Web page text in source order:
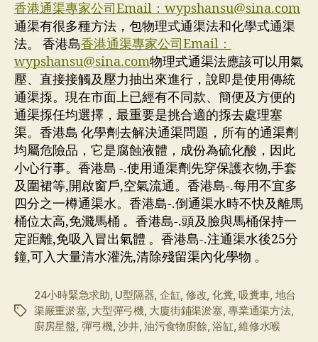
香港通渠專家公司Email： wypshansu@sina.com
通渠有很多種方法，包物理式通渠法和化學式通渠
法。 香港島香港通渠專家公司Email：
wypshansu@sina.com物理式通渠法應該可以用氣
壓、直接接觸及壓力抽出來進行，說即是使用傳統
通渠揼。現在市面上已經有不同款、簡便及方便的
通渠揼任均選擇，最重要是挑合適的揼去處理塞
渠。香港島 化學劑去解決通渠問題，所有的通渠劑
均屬危險品，它是腐蝕液體，成份為硫化酸，因此
小心行事。香港島 -.使用通渠劑先穿保護衣物,手套
及圍裙等,開啟窗戶,空氣流通。香港島-.每用不宜多
四分之一樽通渠水。香港島-.倒通渠水時不快及離馬
桶位太高,免濺馬桶 。香港島-.頭及臉與馬桶保持一
定距離,免吸入冒出氣體 。香港島-.注通渠水後25分
鐘,可入大量清水灌洗,清除殘留渠內化學物 。
标
24小時緊急求助, U型隔器, 企缸, 修改, 化糞, 吸糞車, 地台
渠嚴重淤塞, 大型彈弓機, 大廈街鋪渠淤塞,專業通渠方法,
廚房星盤, 彈弓機,沙井,油污食物廚餘,浴缸,維修水喉